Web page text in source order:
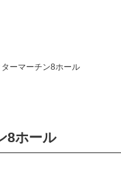
ターマーチン8ホール
8ホール